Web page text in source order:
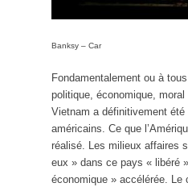
Banksy – Car
Fondamentalement ou à
politique, économique,
Vietnam a définitivement été
américains. Ce que
réalisé. Les milieux affaires
eux » dans ce pays « libéré
économique » accélérée. Le